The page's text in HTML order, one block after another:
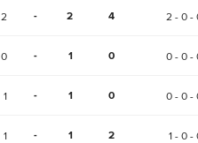
2 - 2 4 2 - 0 -
0 - 1 0 0 - 0 -
1 - 1 0 0 - 0 -
1 - 1 2 1 - 0 -